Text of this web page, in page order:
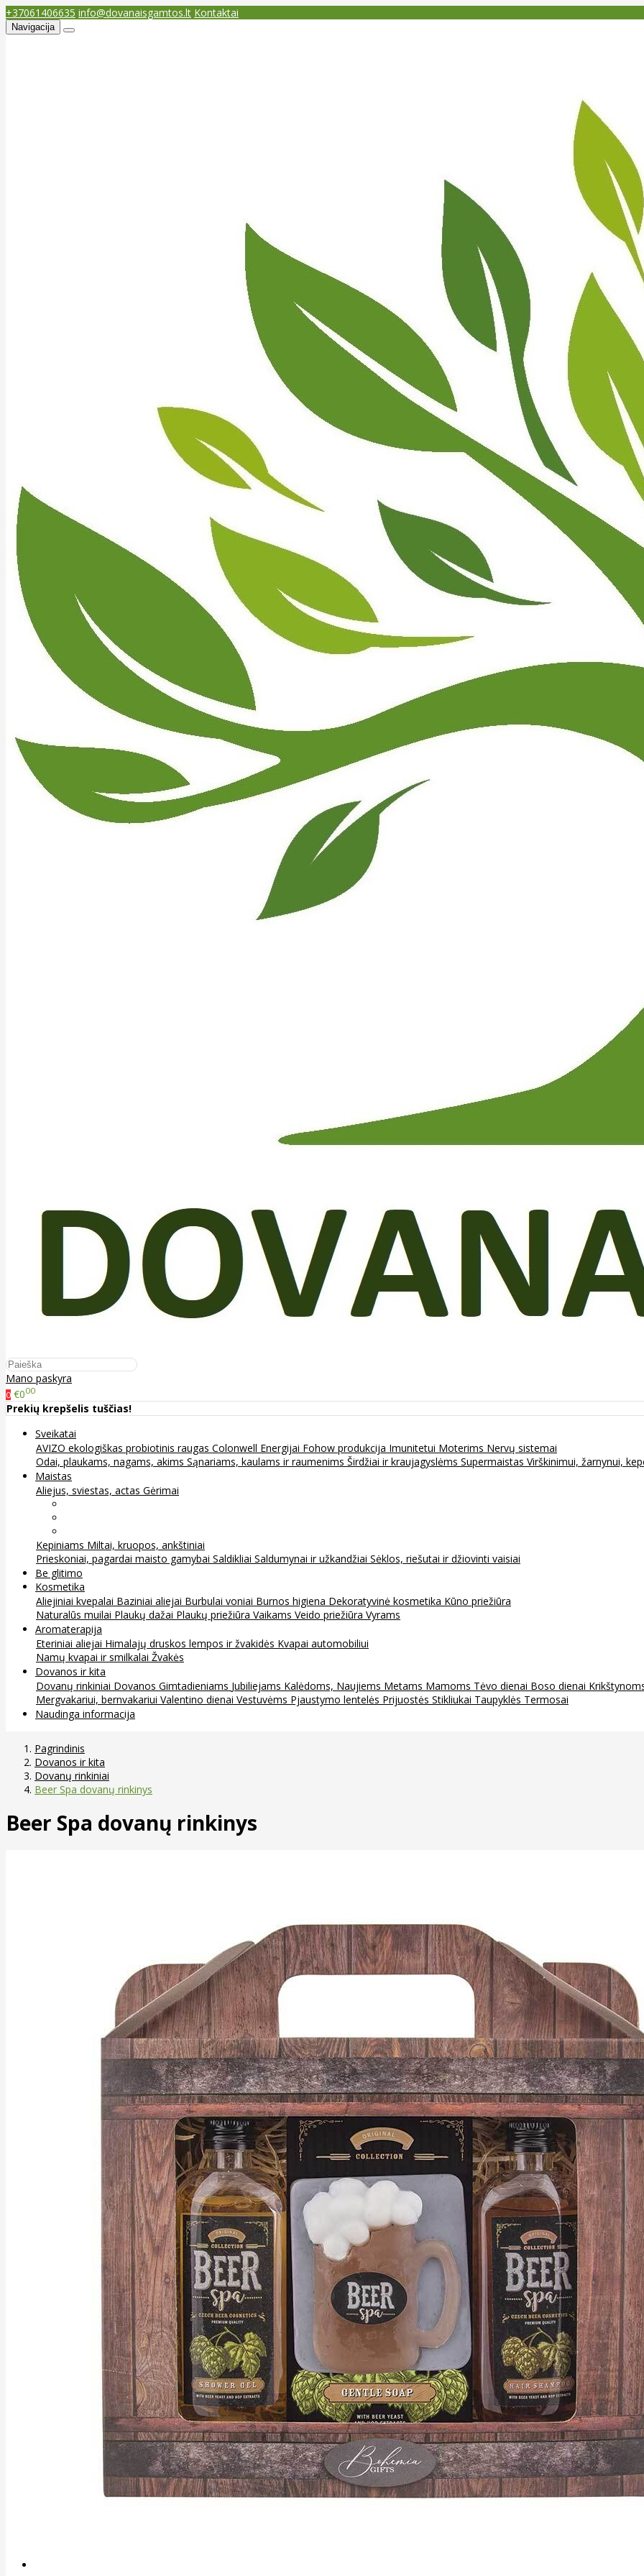
+37061406635 info@dovanaisgamtos.lt Kontaktai
Navigacija
Mano paskyra
0 €000
Prekių krepšelis tuščias!
Sveikatai
AVIZO ekologiškas probiotinis raugas Colonwell Energijai Fohow produkcija Imunitetui Moterims Nervų sistemai
Odai, plaukams, nagams, akims Sąnariams, kaulams ir raumenims Širdžiai ir kraujagyslėms Supermaistas Virškinimui, žarnynui,
Maistas
Aliejus, sviestas, actas Gėrimai
Kepiniams Miltai, kruopos, ankštiniai
Prieskoniai, pagardai maisto gamybai Saldikliai Saldumynai ir užkandžiai Sėklos, riešutai ir džiovinti vaisiai
Be glitimo
Kosmetika
Aliejiniai kvepalai Baziniai aliejai Burbulai voniai Burnos higiena Dekoratyvinė kosmetika Kūno priežiūra
Naturalūs muilai Plaukų dažai Plaukų priežiūra Vaikams Veido priežiūra Vyrams
Aromaterapija
Eteriniai aliejai Himalajų druskos lempos ir žvakidės Kvapai automobiliui
Namų kvapai ir smilkalai Žvakės
Dovanos ir kita
Dovanų rinkiniai Dovanos Gimtadieniams Jubiliejams Kalėdoms, Naujiems Metams Mamoms Tėvo dienai Boso dienai
Mergvakariui, bernvakariui Valentino dienai Vestuvėms Pjaustymo lentelės Prijuostės Stikliukai Taupyklės Termosai
Naudinga informacija
Pagrindinis
Dovanos ir kita
Dovanų rinkiniai
Beer Spa dovanų rinkinys
Beer Spa dovanų rinkinys